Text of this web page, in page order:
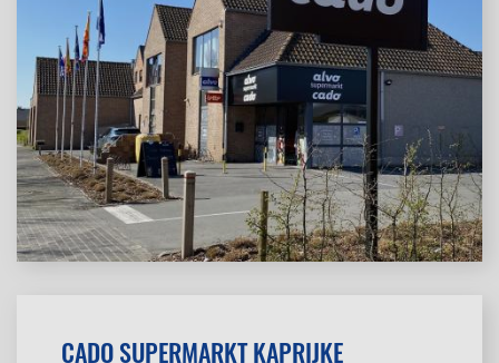
CADO SUPERMARKT KAPRIJKE